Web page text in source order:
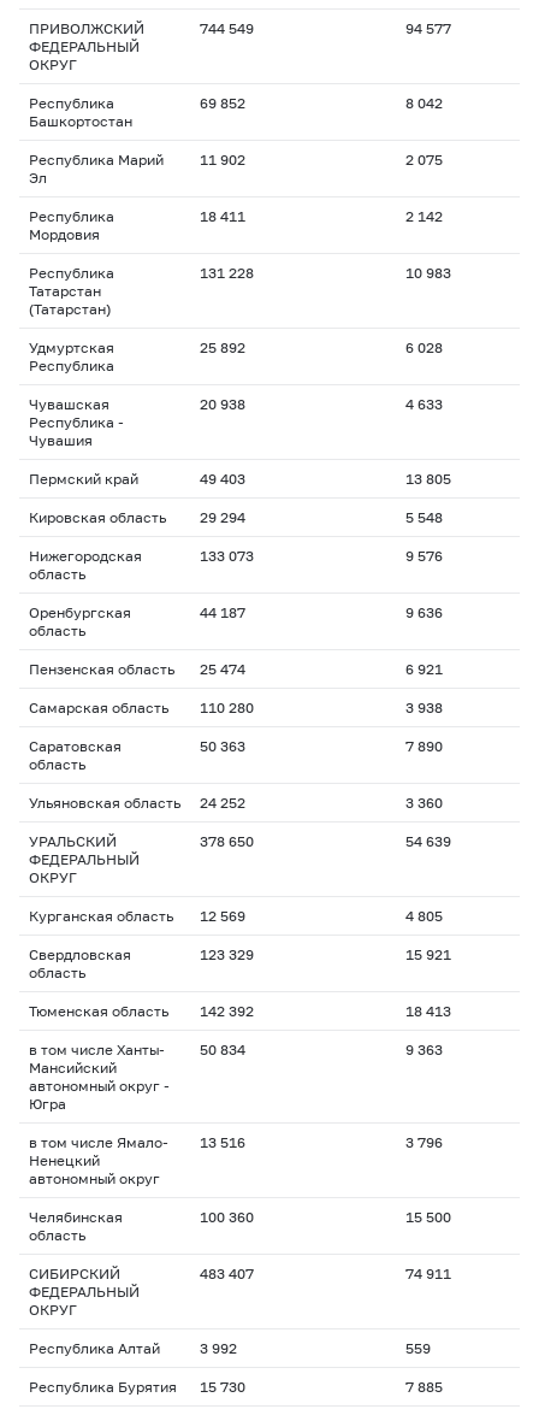
ПРИВОЛЖСКИЙ
ФЕДЕРАЛЬНЫЙ
ОКРУГ
744 549 94 577
Республика
Башкортостан
69 852 8 042
Республика Марий
Эл
11 902 2 075
Республика
Мордовия
18 411 2 142
Республика
Татарстан
(Татарстан)
131 228 10 983
Удмуртская
Республика
25 892 6 028
Чувашская
Республика -
Чувашия
20 938 4 633
Пермский край 49 403 13 805
Кировская область 29 294 5 548
Нижегородская
область
133 073 9 576
Оренбургская
область
44 187 9 636
Пензенская область 25 474 6 921
Самарская область 110 280 3 938
Саратовская
область
50 363 7 890
Ульяновская область 24 252 3 360
УРАЛЬСКИЙ
ФЕДЕРАЛЬНЫЙ
ОКРУГ
378 650 54 639
Курганская область 12 569 4 805
Свердловская
область
123 329 15 921
Тюменская область 142 392 18 413
в том числе Ханты-
Мансийский
автономный округ -
Югра
50 834 9 363
в том числе Ямало-
Ненецкий
автономный округ
13 516 3 796
Челябинская
область
100 360 15 500
СИБИРСКИЙ
ФЕДЕРАЛЬНЫЙ
ОКРУГ
483 407 74 911
Республика Алтай 3 992 559
Республика Бурятия 15 730 7 885